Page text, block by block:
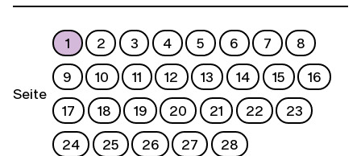
Seite
1 2 3 4 5 6 7
8
9
10 11 12 13 14 15
16
17
18 19 20 21 22
23
24
25 26 27 28